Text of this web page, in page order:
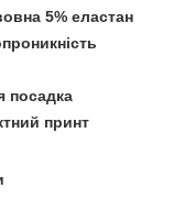
5% еластан
посадка
принт